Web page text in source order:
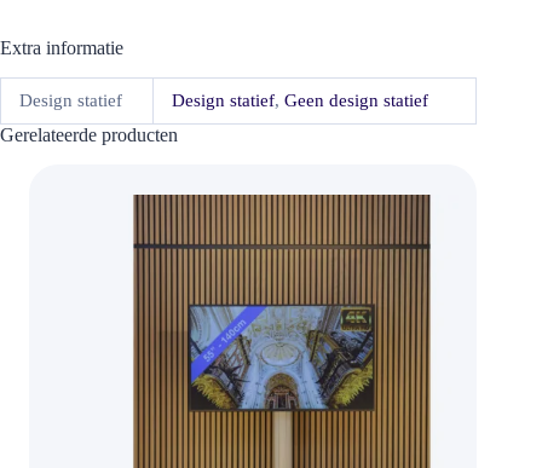
Extra informatie
Design statief Design statief, Geen design statief
Gerelateerde producten